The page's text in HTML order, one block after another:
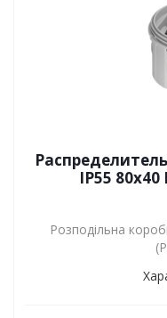
IP55 80х40
Розподільна